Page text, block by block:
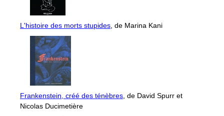
L'histoire des morts stupides, de Marina Kani
Frankenstein, créé des ténèbres, de David Spurr et
Nicolas Ducimetière